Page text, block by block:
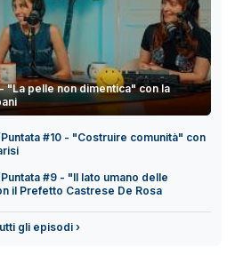
"La pelle non dimentica" con la
#10 - "Costruire comunità" con
#9 - "Il lato umano delle
il Prefetto Castrese De Rosa
gli episodi ›